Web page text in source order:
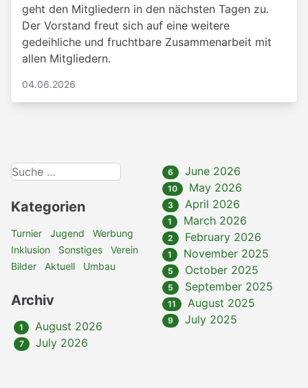
geht den Mitgliedern in den nächsten Tagen zu.
Der Vorstand freut sich auf eine weitere
gedeihliche und fruchtbare Zusammenarbeit mit
allen Mitgliedern.
04.06.2026
Kategorien
Turnier Jugend
Werbung
Inklusion
Sonstiges
Verein
Bilder
Aktuell Umbau
Archiv
1 August 2026
7 July 2026
6 June 2026
10 May 2026
3 April 2026
1 March 2026
2 February 2026
1 November 2025
5 October 2025
5 September 2025
11 August 2025
9 July 2025